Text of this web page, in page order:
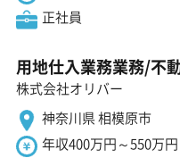
正社員
用地仕入業務業務/不
株式会社オリバー
神奈川県 相模原市
年収400万円～550万円